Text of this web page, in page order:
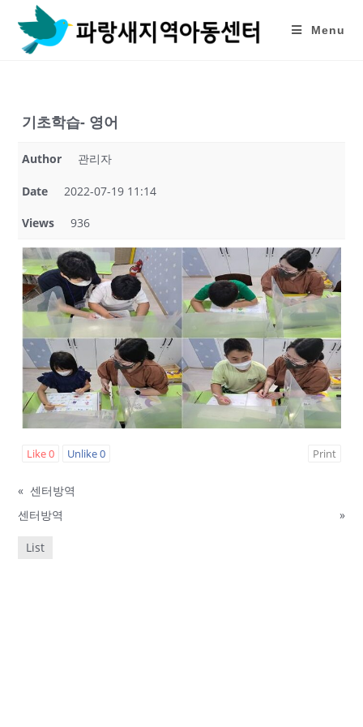
content
Menu
기초학습- 영어
Author 관리자
Date 2022-07-19 11:14
Views 936
Like0 Unlike0 Print
« 센터방역
센터방역
»
List